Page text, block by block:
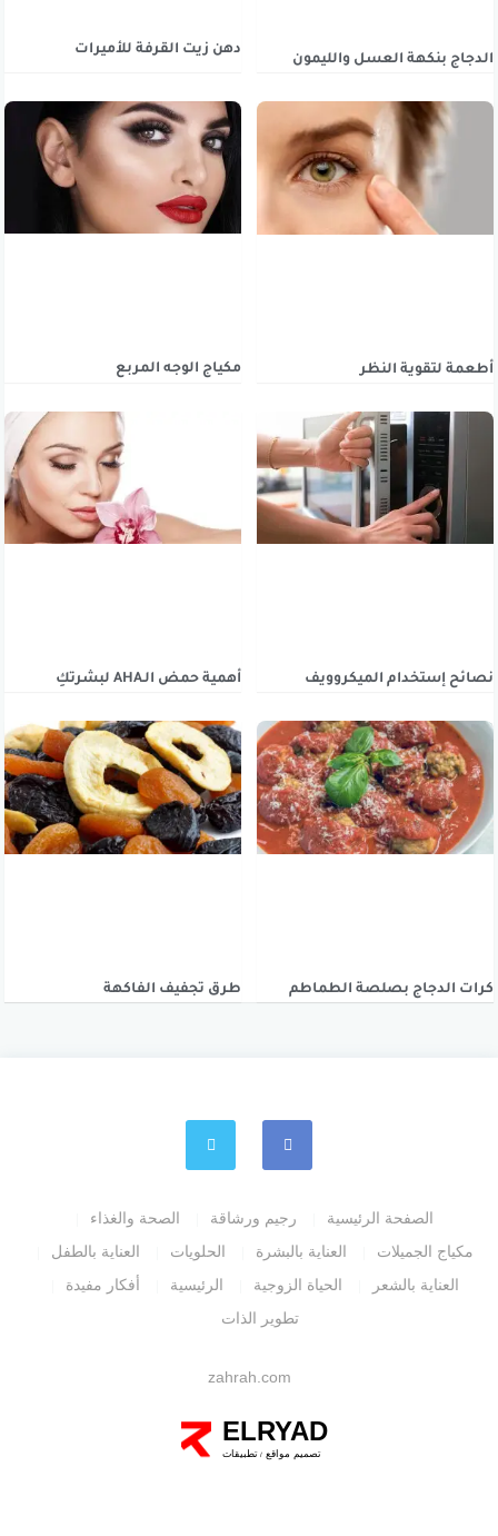
الدجاج بنكهة العسل والليمون
دهن زيت القرفة للأميرات
أطعمة لتقوية النظر مكياج الوجه المربع
نصائح إستخدام الميكروويف أهمية حمض الـAHA لبشرتكِ
كرات الدجاج بصلصة الطماطم طرق تجفيف الفاكهة
الصفحة الرئيسية رجيم ورشاقة
الصحة والغذاء
مكياج الجميلات
العناية بالبشرة الحلويات
العناية بالطفل
العناية بالشعر
الحياة الزوجية الرئيسية
أفكار مفيدة
تطوير الذات
zahrah.com
ELRYAD
تصميم مواقع / تطبيقات